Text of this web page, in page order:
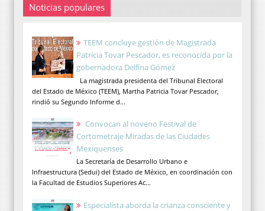
Noticias populares
TEEM concluye gestión de Magistrada
Patricia Tovar Pescador, es reconocida por la
gobernadora Delfina Gómez
La magistrada presidenta del Tribunal Electoral
del Estado de México (TEEM), Martha Patricia Tovar Pescador,
rindió su Segundo Informe d...
Convocan al noveno Festival de
Cortometraje Miradas de las Ciudades
Mexiquenses
La Secretaría de Desarrollo Urbano e
Infraestructura (Sedui) del Estado de México, en coordinación con
la Facultad de Estudios Superiores Ac...
Especialista aborda la crianza consciente y